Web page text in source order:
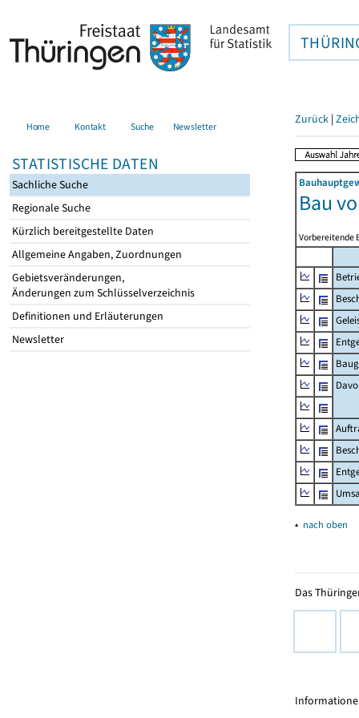
Home Kontakt Suche Newsletter
STATISTISCHE DATEN
Sachliche Suche
Regionale Suche
Kürzlich bereitgestellte Daten
Allgemeine Angaben, Zuordnungen
Gebietsveränderungen,
Änderungen zum Schlüsselverzeichnis
Definitionen und Erläuterungen
Newsletter
Zurück |
Bau
Vorbereitende
▴ nach oben
Das